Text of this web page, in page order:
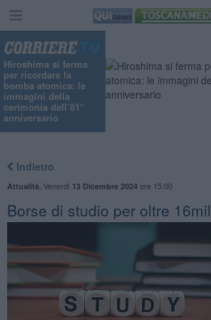
Hiroshima si ferma
per ricordare la
bomba atomica: le
immagini della
cerimonia dell’81°
anniversario
Indietro
Attualità Venerdì 13 Dicembre 2024ore 15:00
Borse di studio per oltre